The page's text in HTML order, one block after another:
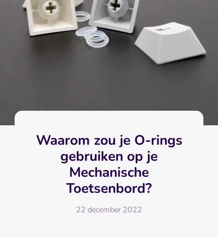
Waarom zou je O-rings
gebruiken op je
Mechanische
Toetsenbord?
22 december 2022